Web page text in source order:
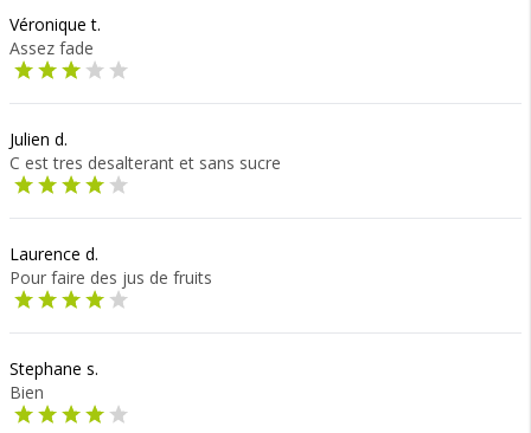
Véronique t.
Assez fade
Julien d.
C est tres desalterant et sans sucre
Laurence d.
Pour faire des jus de fruits
Stephane s.
Bien